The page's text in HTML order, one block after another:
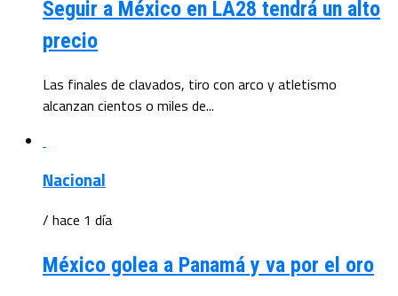
Seguir a México en LA28 tendrá un alto
precio
Las finales de clavados, tiro con arco y atletismo
alcanzan cientos o miles de...
Nacional
/ hace 1 día
México golea a Panamá y va por el oro